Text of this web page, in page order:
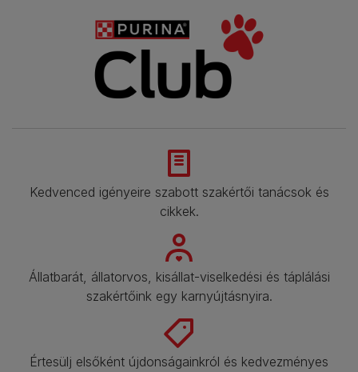
Kedvenced igényeire szabott szakértői tanácsok és
cikkek.​
Állatbarát, állatorvos, kisállat-viselkedési és táplálási
szakértőink egy karnyújtásnyira.​
Értesülj elsőként újdonságainkról és kedvezményes